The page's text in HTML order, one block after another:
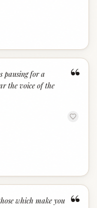
“
pausing for a
the voice of the
which make you